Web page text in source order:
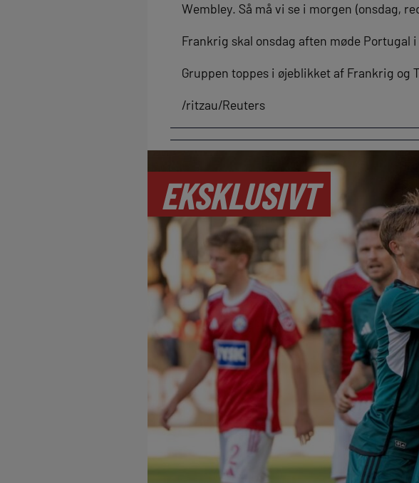
Wembley. Så må vi se i morgen (onsdag,
Frankrig skal onsdag aften møde Portugal
Gruppen toppes i øjeblikket af Frankrig og
/ritzau/Reuters
EKSKLUSIVT